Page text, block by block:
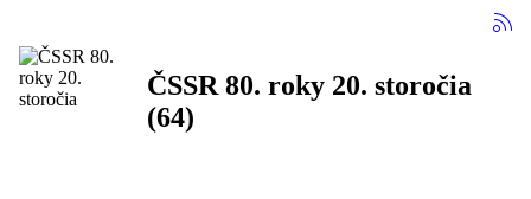
ČSSR 80. roky 20. storočia
(64)